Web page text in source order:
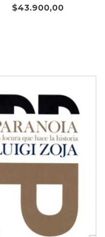
$43.900,00